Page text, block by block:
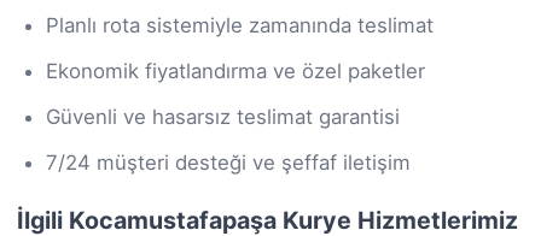
Planlı rota sistemiyle zamanında teslimat
Ekonomik fiyatlandırma ve özel paketler
Güvenli ve hasarsız teslimat garantisi
7/24 müşteri desteği ve şeffaf iletişim
İlgili Kocamustafapaşa Kurye Hizmetlerimiz